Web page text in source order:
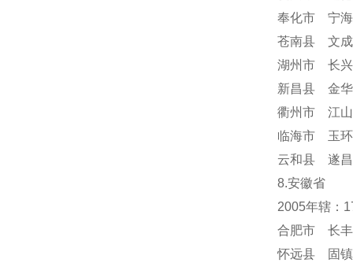
奉化市 宁
苍南县 文
湖州市 长
新昌县 金
衢州市 江
临海市 玉
云和县 遂
8.安徽省
2005年辖：
合肥市 长
怀远县 固